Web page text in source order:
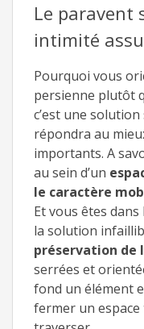
Le paravent
intimité
Pourquoi vous
persienne plutôt
c’est une
répondra au
importants. A
au sein d’un
le caractère
Et vous êtes
la solution
préservation de
serrées et
fond un élément
fermer un espace